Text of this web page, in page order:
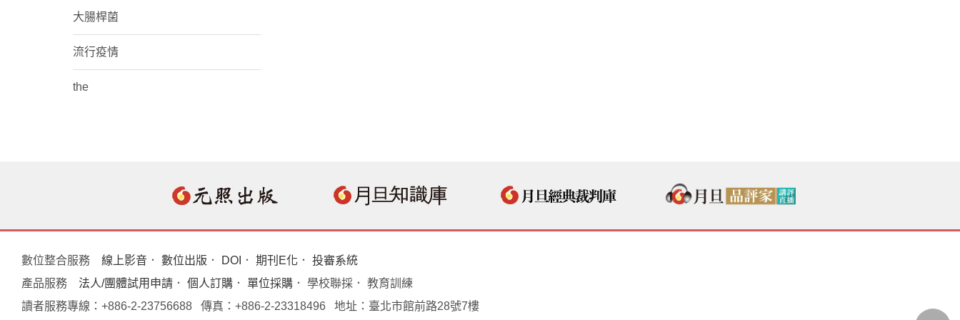
大腸桿菌
流行疫情
the
數位整合服務 線上影音 ． 數位出版 ． DOI ． 期刊E化 ． 投審系統
產品服務
法人/團體試用申請 ． 個人訂購 ． 單位採購 ． 學校聯採． 教育訓練
讀者服務專線：+886-2-23756688 傳真：+886-2-23318496 地址：臺北市館前路28號7樓